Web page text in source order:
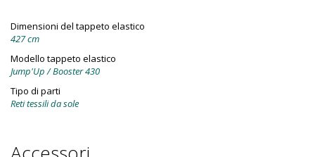
Dimensioni del tappeto elastico
427 cm
Modello tappeto elastico
Jump'Up / Booster 430
Tipo di parti
Reti tessili da sole